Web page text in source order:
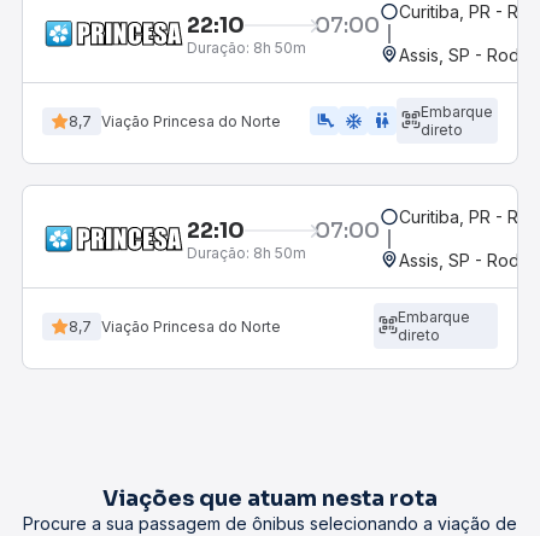
22:10 07:00
Duração: 8h 50m
Curitiba, PR -
Assis, SP -
8,7 Viação Princesa do Norte airline_seat_legroom_extra ac_unit wc
Embarque
direto
22:10 07:00
Duração: 8h 50m
Curitiba, PR -
Assis, SP -
8,7 Viação Princesa do Norte
Embarque
direto
Viações que atuam nesta rota
Procure a sua passagem de ônibus selecionando a viação de